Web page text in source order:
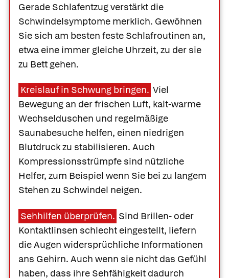
Gerade Schlafentzug verstärkt die
Schwindelsymptome merklich. Gewöhnen
Sie sich am besten feste Schlafroutinen an,
etwa eine immer gleiche Uhrzeit, zu der sie
zu Bett gehen.
Kreislauf in Schwung bringen. Viel
Bewegung an der frischen Luft, kalt-warme
Wechselduschen und regelmäßige
Saunabesuche helfen, einen niedrigen
Blutdruck zu stabilisieren. Auch
Kompressionsstrümpfe sind nützliche
Helfer, zum Beispiel wenn Sie bei zu langem
Stehen zu Schwindel neigen.
Sehhilfen überprüfen. Sind Brillen- oder
Kontaktlinsen schlecht eingestellt, liefern
die Augen widersprüchliche Informationen
ans Gehirn. Auch wenn sie nicht das Gefühl
haben, dass ihre Sehfähigkeit dadurch